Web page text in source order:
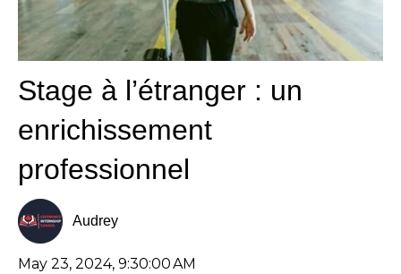
Stage à l’étranger : un
enrichissement
professionnel
Audrey
May 23, 2024, 9:30:00 AM